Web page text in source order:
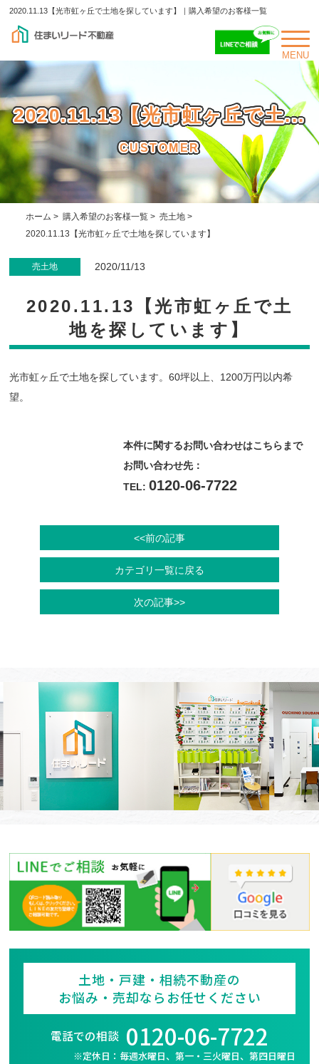
2020.11.13【光市虹ヶ丘で土地を探しています】｜購入希望のお客様一覧
MENU
2020.11.13【光市虹ヶ丘で土...
CUSTOMER
ホーム > 購入希望のお客様一覧 > 売土地 >
2020.11.13【光市虹ヶ丘で土地を探しています】
売土地 2020/11/13
2020.11.13【光市虹ヶ丘で土
地を探しています】
光市虹ヶ丘で土地を探しています。60坪以上、1200万円以内希
望。
本件に関するお問い合わせはこちらまで
お問い合わせ先：
TEL: 0120-06-7722
<<前の記事
カテゴリ一覧に戻る
次の記事>>
土地・戸建・相続不動産の
お悩み・売却ならお任せください
電話での相談 0120-06-7722
※定休日：毎週水曜日、第一・三火曜日、第四日曜日